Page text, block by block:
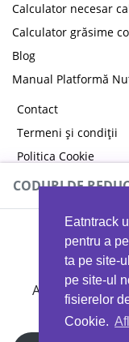
Eatntrack
pentru a
ta pe site-
pe site-ul
fisierelor
Cookie.
Calculator necesar
Calculator grăsime
Blog
Manual Platformă
Contact
Termeni și condiții
Politica Cookie
Politica de
CODURI DE
Ai 40%